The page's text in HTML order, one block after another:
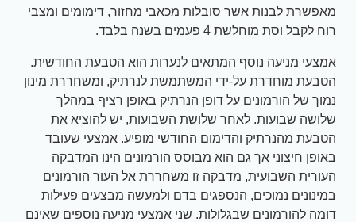
מאפשרת לבנות אשר סובלות מכאבי מחזור, דימומים ומצבי
רוח לקבל וסת מוחלשת 4 פעמים בשנה בלבד.
אמצעי מניעה נוסף המתאים לנערות הוא הטבעת החודשית.
הטבעת מוחדרת על-ידי המשתמשת לנרתיק, ומשחררת מינון
נמוך של הורמונים על דופן הנרתיק באופן רציף במהלך
שלושה שבועות. לאחר שלושת השבועות, יש להוציא את
הטבעת מהנרתיק והדימום החודשי מופיע. אמצעי שעובד
באופן חיצוני אך גם הוא מבוסס הורמונים הינו המדבקה
העורית השבועית, מדבקה זו משחררת אל העור הורמונים
במינונים נמוכים, הנספגים בדם ולמעשה מבצעים פעילות
דומה להורמונים שבגלולות. שני אמצעי מניעה נוספים שאינם